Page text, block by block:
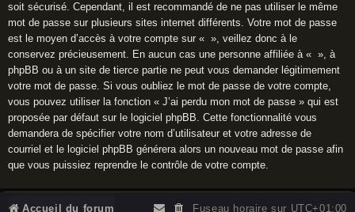
soit sécurisé. Cependant, il est recommandé de ne pas utiliser le même
mot de passe sur plusieurs sites internet différents. Votre mot de passe
est le moyen d’accès à votre compte sur « », veillez donc à le
conservez précieusement. En aucun cas une personne affiliée à « », à
phpBB ou à un site de tierce partie ne peut vous demander légitimement
votre mot de passe. Si vous oubliez le mot de passe de votre compte,
vous pouvez utiliser la fonction « J’ai perdu mon mot de passe » qui est
proposée par défaut sur le logiciel phpBB. Cette fonctionnalité vous
demandera de spécifier votre nom d’utilisateur et votre adresse de
courriel et le logiciel phpBB générera alors un nouveau mot de passe afin
que vous puissiez reprendre le contrôle de votre compte.
Accueil du forum Fuseau horaire sur UTC+01:00